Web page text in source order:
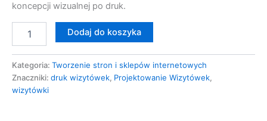
koncepcji wizualnej po druk.
Dodaj do koszyka
Kategoria: Tworzenie stron i sklepów internetowych
Znaczniki: druk wizytówek, Projektowanie Wizytówek,
wizytówki